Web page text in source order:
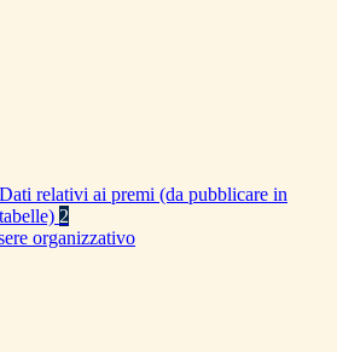
Dati relativi ai premi (da pubblicare in
tabelle) 2
organizzativo